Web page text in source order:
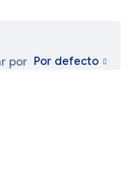
por Por defecto